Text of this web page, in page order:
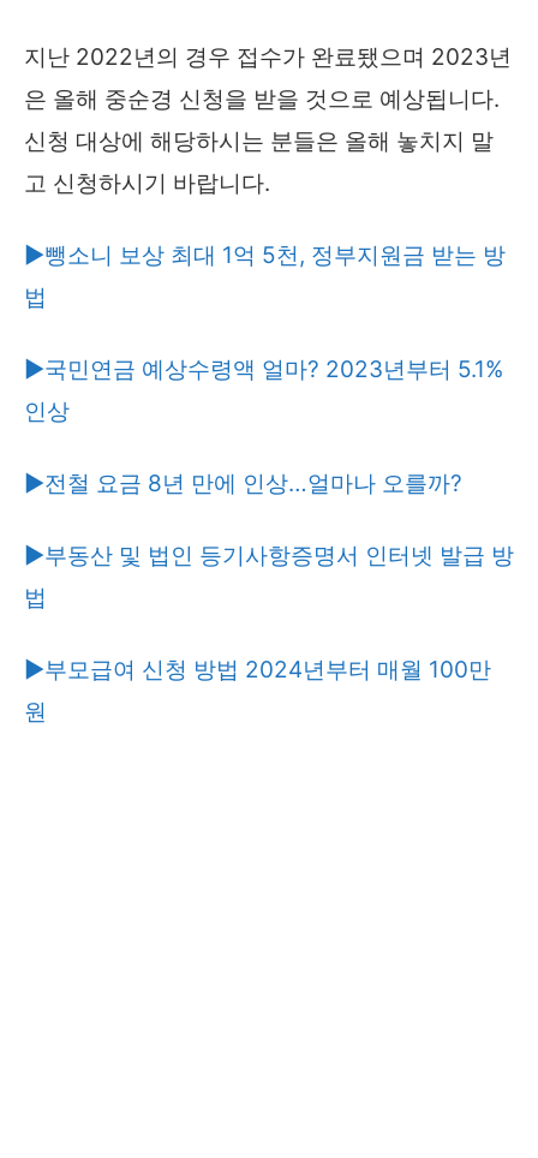
지난 2022년의 경우 접수가 완료됐으며 2023년
은 올해 중순경 신청을 받을 것으로 예상됩니다.
신청 대상에 해당하시는 분들은 올해 놓치지 말
고 신청하시기 바랍니다.
▶뺑소니 보상 최대 1억 5천, 정부지원금 받는 방
법
▶국민연금 예상수령액 얼마? 2023년부터 5.1%
인상
▶전철 요금 8년 만에 인상…얼마나 오를까?
▶부동산 및 법인 등기사항증명서 인터넷 발급 방
법
▶부모급여 신청 방법 2024년부터 매월 100만
원